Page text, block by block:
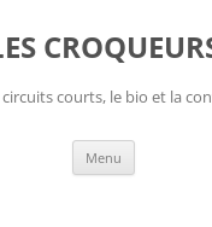
circuits courts, le bio et la
Menu